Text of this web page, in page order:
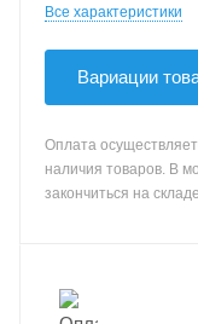
Все характеристики
Вариации
Оплата
наличия товаров. В
закончиться на